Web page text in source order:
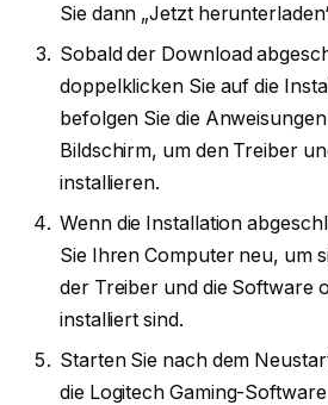
Sie dann „Jetzt
Sobald der Download
doppelklicken Sie auf die
befolgen Sie die
Bildschirm, um den Treiber
installieren.
Wenn die Installation
Sie Ihren Computer neu, um
der Treiber und die Software
installiert sind.
Starten Sie nach dem
die Logitech Gaming-